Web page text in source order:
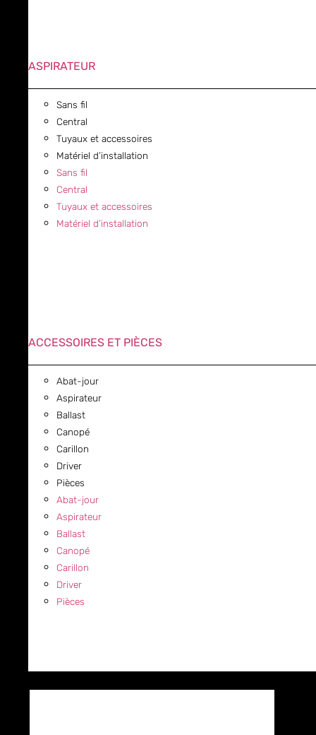
ASPIRATEUR
Sans fil
Central
Tuyaux et accessoires
Matériel d’installation
Sans fil
Central
Tuyaux et accessoires
Matériel d’installation
ACCESSOIRES ET PIÈCES
Abat-jour
Aspirateur
Ballast
Canopé
Carillon
Driver
Pièces
Abat-jour
Aspirateur
Ballast
Canopé
Carillon
Driver
Pièces